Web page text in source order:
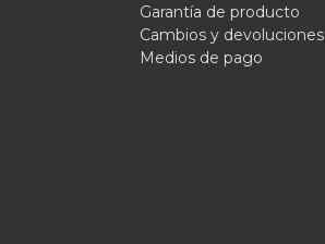
Garantía de producto
Cambios y devoluciones
Medios de pago